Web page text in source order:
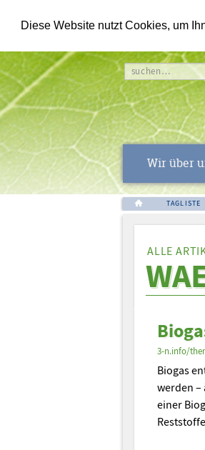
Diese Website nutzt Cookies, um
suchen…
Wir über
TAGLISTE
ALLE
3-n.info/
Biogas
werden –
einer